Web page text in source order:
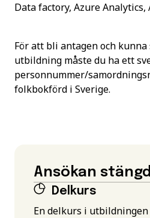
Data factory, Azure Analytics,
För att bli antagen och kunna
utbildning måste du ha ett
personnummer/
folkbokförd i Sverige.
Ansökan stängd
Delkurs
En delkurs i utbildningen